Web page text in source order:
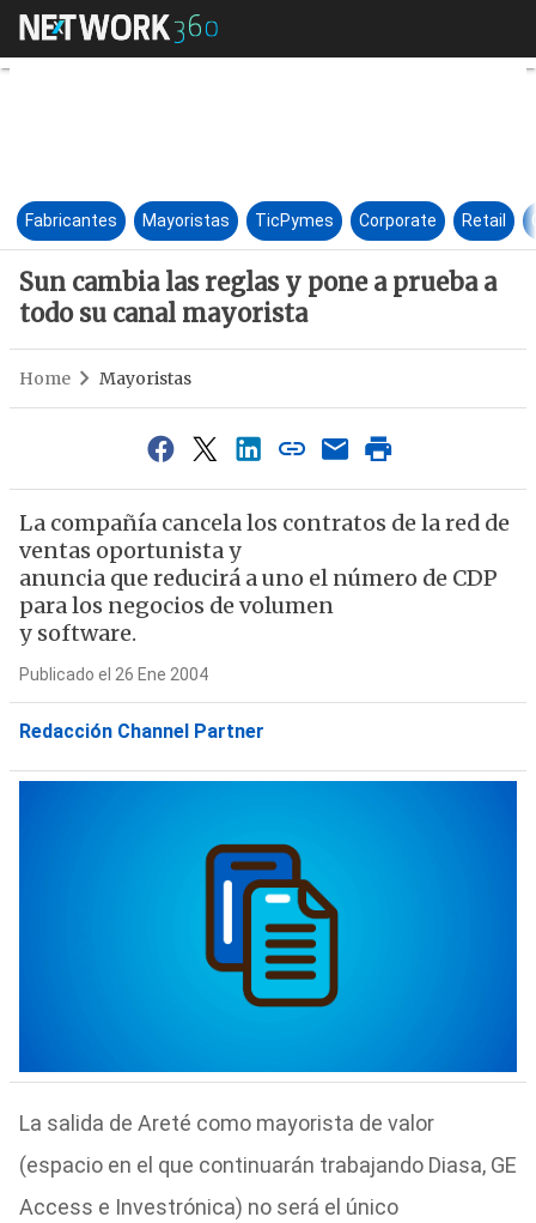
Sun cambia las reglas y pone
Fabricantes Mayoristas TicPymes Corporate Retail
Sun cambia las reglas y pone a prueba a
todo su canal mayorista
Home Mayoristas
La compañía cancela los contratos de la red de
ventas oportunista y
anuncia que reducirá a uno el número de CDP
para los negocios de volumen
y software.
Publicado el 26 Ene 2004
Redacción Channel Partner
La salida de Areté como mayorista de valor
(espacio en el que continuarán trabajando Diasa, GE
Access e Investrónica) no será el único